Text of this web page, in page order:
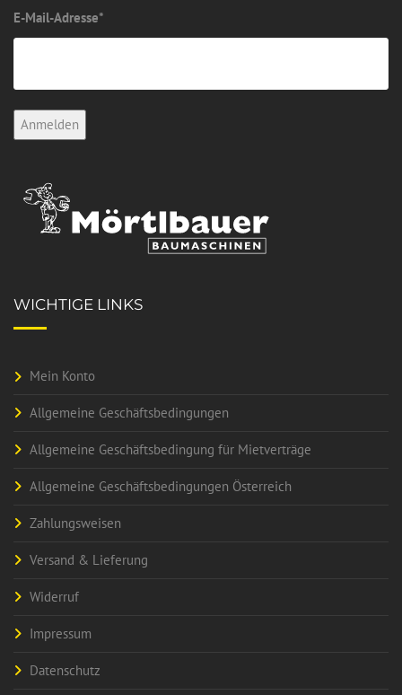
E-Mail-Adresse*
WICHTIGE LINKS
Mein Konto
Allgemeine Geschäftsbedingungen
Allgemeine Geschäftsbedingung für Mietverträge
Allgemeine Geschäftsbedingungen Österreich
Zahlungsweisen
Versand & Lieferung
Widerruf
Impressum
Datenschutz